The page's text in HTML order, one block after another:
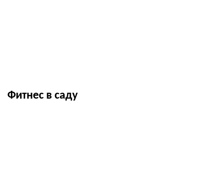
Фитнес в саду